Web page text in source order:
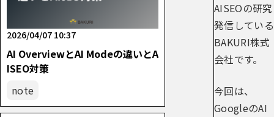
AISEOの研究
発信している
BAKURI株式
会社です。
今回は、
GoogleのAI
2026/04/07 10:37
AI OverviewとAI Modeの違いとA
ISEO対策
note